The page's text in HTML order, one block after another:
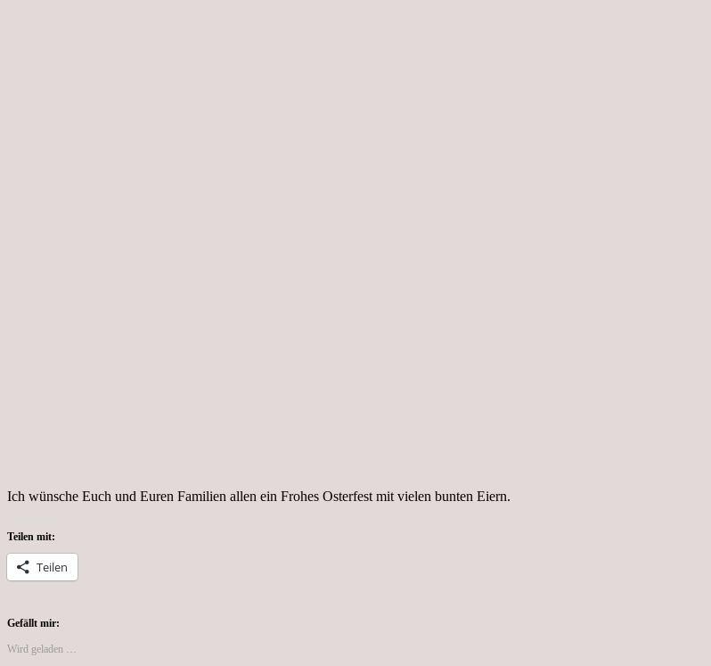
Ich wünsche Euch und Euren Familien allen ein Frohes Osterfest mit vielen bunten Eiern.
Teilen mit:
Teilen
Gefällt mir:
Wird geladen …